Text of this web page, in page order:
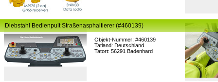
Objekt-Nummer: #460139
Tatland: Deutschland
Tatort: 56291 Badenhard
Diebstahl Bedienpult Straßenasphaltierer (#460139)